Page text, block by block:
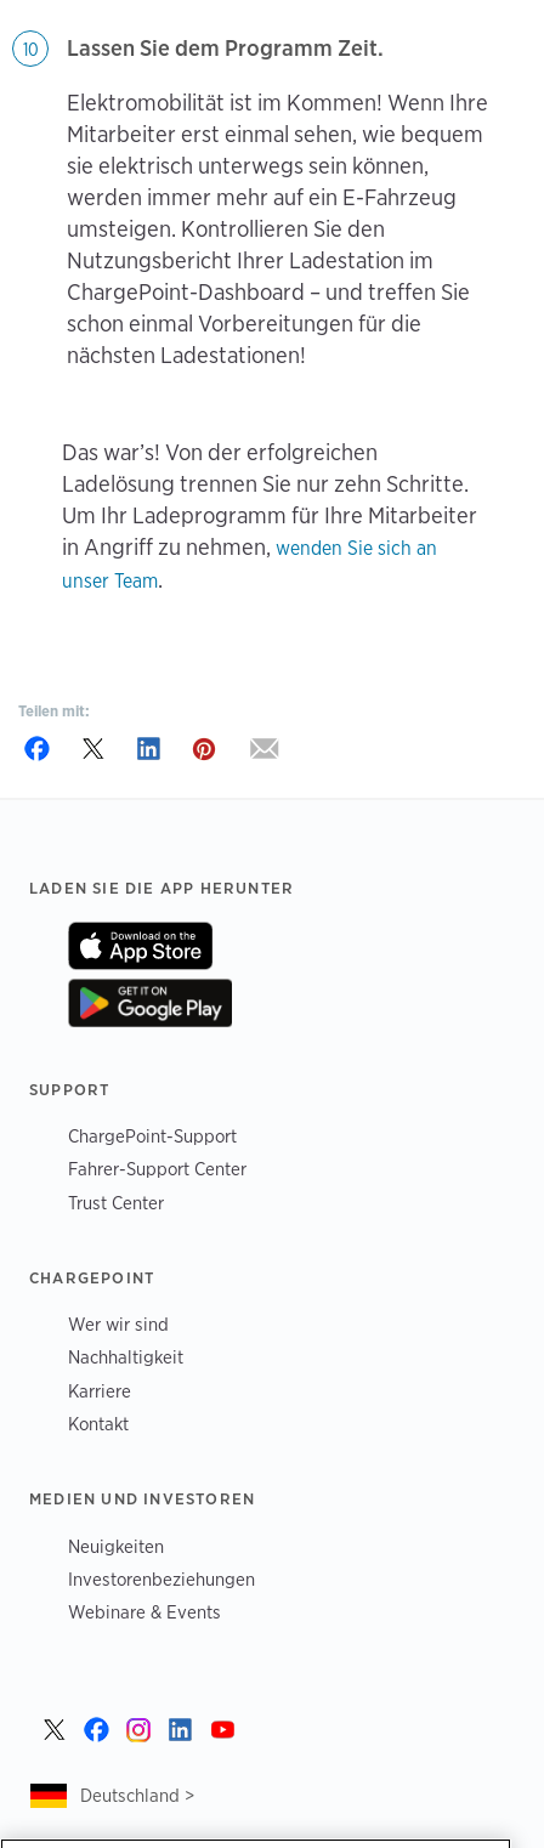
10
Lassen Sie dem Programm Zeit.
Elektromobilität ist im Kommen! Wenn Ihre
Mitarbeiter erst einmal sehen, wie bequem
sie elektrisch unterwegs sein können,
werden immer mehr auf ein E-Fahrzeug
umsteigen. Kontrollieren Sie den
Nutzungsbericht Ihrer Ladestation im
ChargePoint-Dashboard – und treffen Sie
schon einmal Vorbereitungen für die
nächsten Ladestationen!
Das war’s! Von der erfolgreichen
Ladelösung trennen Sie nur zehn Schritte.
Um Ihr Ladeprogramm für Ihre Mitarbeiter
in Angriff zu nehmen, wenden Sie sich an
unser Team.
Teilen mit:
Footer
LADEN SIE DIE APP HERUNTER
SUPPORT
ChargePoint-Support
Fahrer-Support Center
Trust Center
CHARGEPOINT
Wer wir sind
Nachhaltigkeit
Karriere
Kontakt
MEDIEN UND INVESTOREN
Neuigkeiten
Investorenbeziehungen
Webinare & Events
Deutschland >